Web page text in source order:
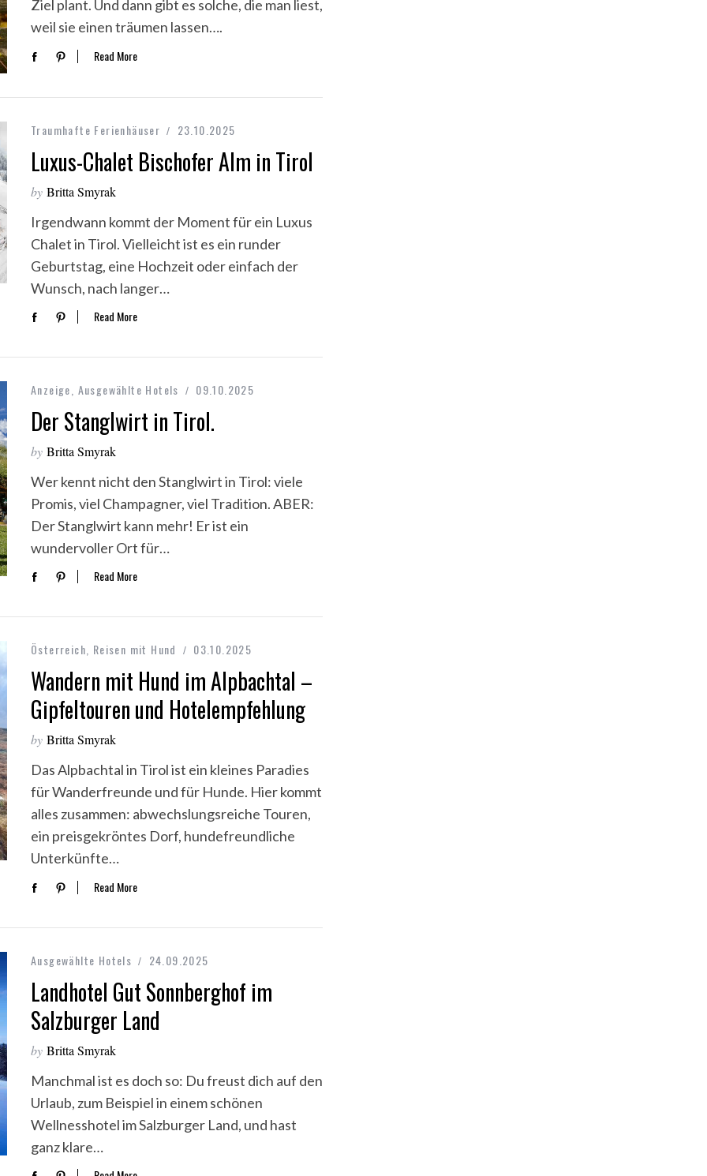
Ziel plant. Und dann gibt es solche, die man liest,
weil sie einen träumen lassen….
Read More
Traumhafte Ferienhäuser 23.10.2025
Luxus-Chalet Bischofer Alm in Tirol
by Britta Smyrak
Irgendwann kommt der Moment für ein Luxus
Chalet in Tirol. Vielleicht ist es ein runder
Geburtstag, eine Hochzeit oder einfach der
Wunsch, nach langer…
Read More
Anzeige Ausgewählte Hotels 09.10.2025
Der Stanglwirt in Tirol.
by Britta Smyrak
Wer kennt nicht den Stanglwirt in Tirol: viele
Promis, viel Champagner, viel Tradition. ABER:
Der Stanglwirt kann mehr! Er ist ein
wundervoller Ort für…
Read More
Österreich, Reisen mit Hund 03.10.2025
Wandern mit Hund im Alpbachtal –
Gipfeltouren und Hotelempfehlung
by Britta Smyrak
Das Alpbachtal in Tirol ist ein kleines Paradies
für Wanderfreunde und für Hunde. Hier kommt
alles zusammen: abwechslungsreiche Touren,
ein preisgekröntes Dorf, hundefreundliche
Unterkünfte…
Read More
Ausgewählte Hotels 24.09.2025
Landhotel Gut Sonnberghof im
Salzburger Land
by Britta Smyrak
Manchmal ist es doch so: Du freust dich auf den
Urlaub, zum Beispiel in einem schönen
Wellnesshotel im Salzburger Land, und hast
ganz klare…